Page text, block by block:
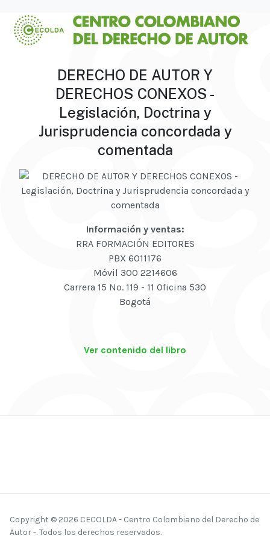
DERECHO DE AUTOR Y
DERECHOS CONEXOS -
Legislación, Doctrina y
Jurisprudencia concordada y
comentada
Información y ventas:
RRA FORMACIÓN EDITORES
PBX 6011176
Móvil 300 2214606
Carrera 15 No. 119 - 11 Oficina 530
Bogotá
Ver contenido del libro
Copyright © 2026 CECOLDA - Centro Colombiano del Derecho de
Autor -. Todos los derechos reservados.